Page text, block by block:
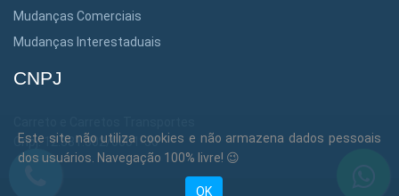
Mudanças Comerciais
Mudanças Interestaduais
CNPJ
Cnpj: 12.381.302/0001-36
Este site não utiliza cookies e não armazena dados pessoais
dos usuários. Navegação 100% livre! 😉
OK